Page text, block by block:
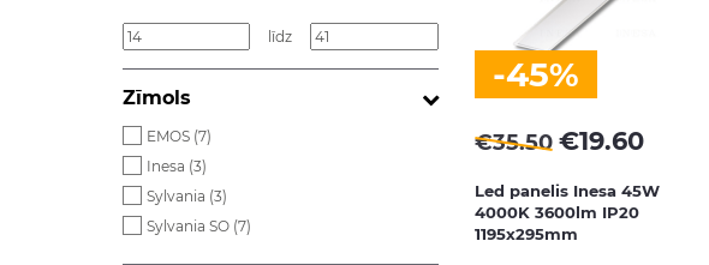
līdz
Zīmols
EMOS (7)
Inesa (3)
Sylvania (3)
Sylvania SO (7)
-45%
€35.50 €19.60
Led panelis Inesa 45W
4000K 3600lm IP20
1195x295mm